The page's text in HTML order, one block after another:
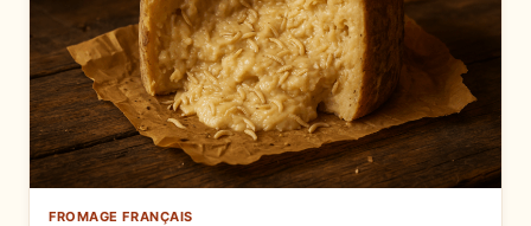
FROMAGE FRANÇAIS